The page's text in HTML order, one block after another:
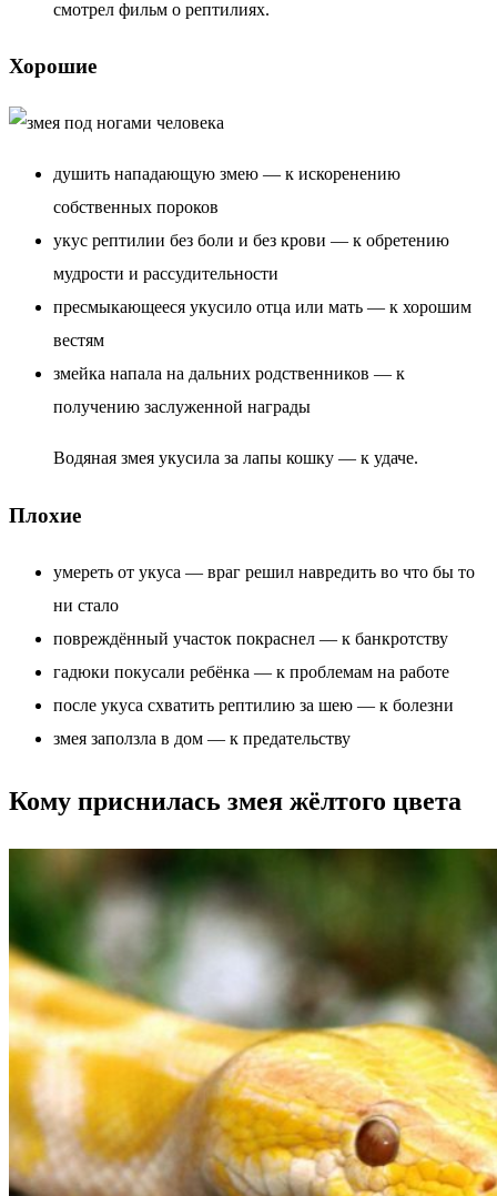
смотрел фильм о рептилиях.
Хорошие
душить нападающую змею — к искоренению
собственных пороков
укус рептилии без боли и без крови — к обретению
мудрости и рассудительности
пресмыкающееся укусило отца или мать — к хорошим
вестям
змейка напала на дальних родственников — к
получению заслуженной награды
Водяная змея укусила за лапы кошку — к удаче.
Плохие
умереть от укуса — враг решил навредить во что бы то
ни стало
повреждённый участок покраснел — к банкротству
гадюки покусали ребёнка — к проблемам на работе
после укуса схватить рептилию за шею — к болезни
змея заползла в дом — к предательству
Кому приснилась змея жёлтого цвета